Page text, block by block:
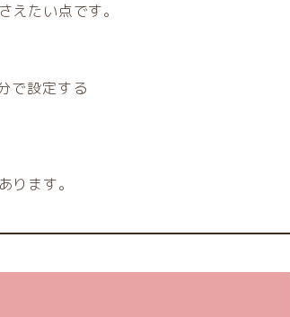
たい点です。
で設定する
ります。